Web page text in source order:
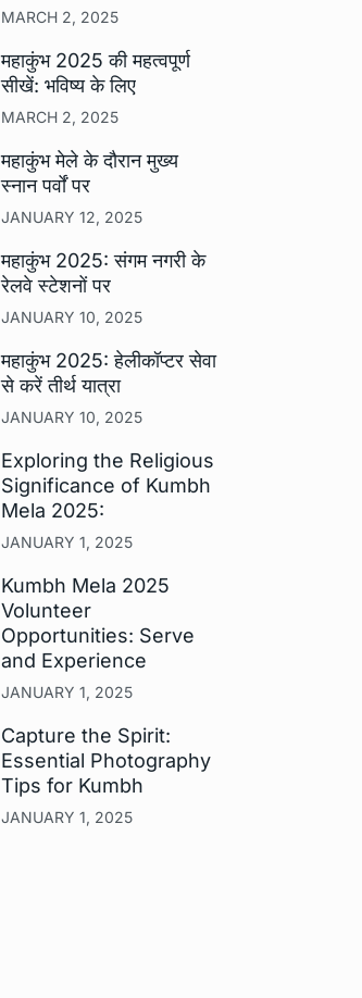
MARCH 2, 2025
महाकुंभ 2025 की महत्वपूर्ण
सीखें: भविष्य के लिए
MARCH 2, 2025
महाकुंभ मेले के दौरान मुख्य
स्नान पर्वों पर
JANUARY 12, 2025
महाकुंभ 2025: संगम नगरी के
रेलवे स्टेशनों पर
JANUARY 10, 2025
महाकुंभ 2025: हेलीकॉप्टर सेवा
से करें तीर्थ यात्रा
JANUARY 10, 2025
Exploring the Religious
Significance of Kumbh
Mela 2025:
JANUARY 1, 2025
Kumbh Mela 2025
Volunteer
Opportunities: Serve
and Experience
JANUARY 1, 2025
Capture the Spirit:
Essential Photography
Tips for Kumbh
JANUARY 1, 2025